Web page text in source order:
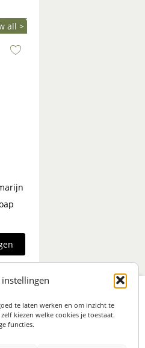
instellingen
te laten werken en om inzicht te
kiezen welke cookies je toestaat.
functies.
all >